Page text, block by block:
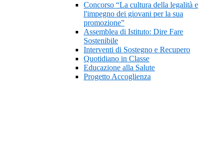
Concorso “La cultura della legalità e
l'impegno dei giovani per la sua
promozione”
Assemblea di Istituto: Dire Fare
Sostenibile
Interventi di Sostegno e Recupero
Quotidiano in Classe
Educazione alla Salute
Progetto Accoglienza